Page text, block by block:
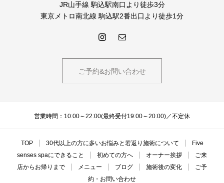
JR山手線 駒込駅南口より徒歩3分
東京メトロ南北線 駒込駅2番出口より徒歩1分
ご予約&お問い合わせ
営業時間：10:00～22:00(最終受付19:00～20:00)／不定休
TOP 30代以上の方に多いお悩みと若返り施術について
Five
senses spaにできること
初めての方へ オーナー挨拶
ご来
店からお帰りまで
メニュー ブログ 施術後の変化
ご予
約・お問い合わせ